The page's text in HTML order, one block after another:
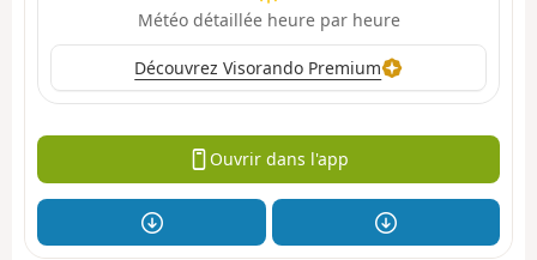
Météo détaillée heure par heure
Découvrez Visorando Premium
Ouvrir dans l'app